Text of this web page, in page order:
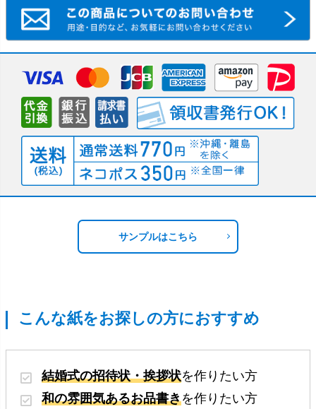
サンプルはこちら
こんな紙をお探しの方におすすめ
結婚式の招待状・挨拶状を作りたい方
和の雰囲気あるお品書きを作りたい方